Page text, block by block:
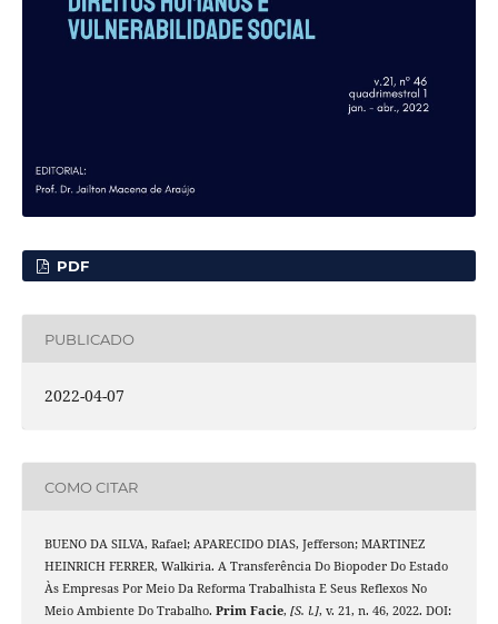
PDF
PUBLICADO
2022-04-07
COMO CITAR
BUENO DA SILVA, Rafael; APARECIDO DIAS, Jefferson; MARTINEZ
HEINRICH FERRER, Walkiria. A Transferência Do Biopoder Do Estado
Às Empresas Por Meio Da Reforma Trabalhista E Seus Reflexos No
Meio Ambiente Do Trabalho. Prim Facie, [S. l.], v. 21, n. 46, 2022. DOI: